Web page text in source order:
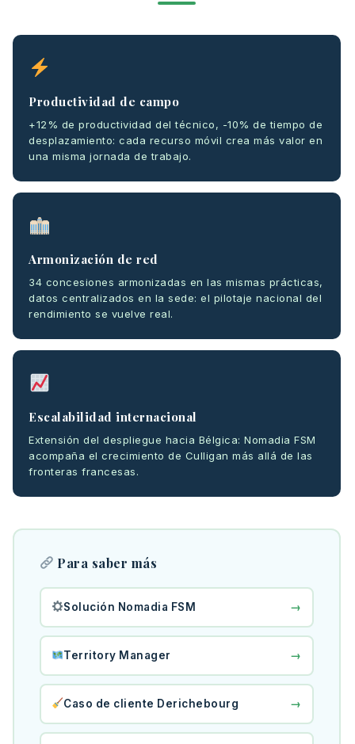
Productividad de campo
+12% de productividad del técnico, -10% de tiempo de
desplazamiento: cada recurso móvil crea más valor en
una misma jornada de trabajo.
Armonización de red
34 concesiones armonizadas en las mismas prácticas,
datos centralizados en la sede: el pilotaje nacional del
rendimiento se vuelve real.
Escalabilidad internacional
Extensión del despliegue hacia Bélgica: Nomadia FSM
acompaña el crecimiento de Culligan más allá de las
fronteras francesas.
Para saber más
Solución Nomadia FSM →
Territory Manager →
Caso de cliente Derichebourg →